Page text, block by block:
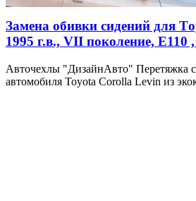
Замена обивки сидений для
1995 г.в., VII поколение, E110
Авточехлы "ДизайнАвто" Перетяжка
автомобиля Toyota Corolla Levin из